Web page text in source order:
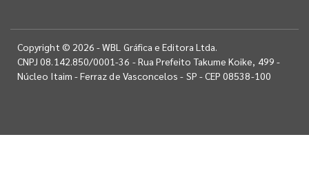
Copyright © 2026 - WBL Gráfica e Editora Ltda.
CNPJ 08.142.850/0001-36 - Rua Prefeito Takume Koike, 499 -
Núcleo Itaim - Ferraz de Vasconcelos - SP - CEP 08538-100